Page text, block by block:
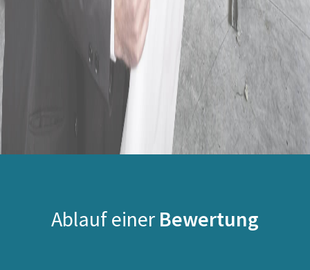
Ablauf einer Bewertung